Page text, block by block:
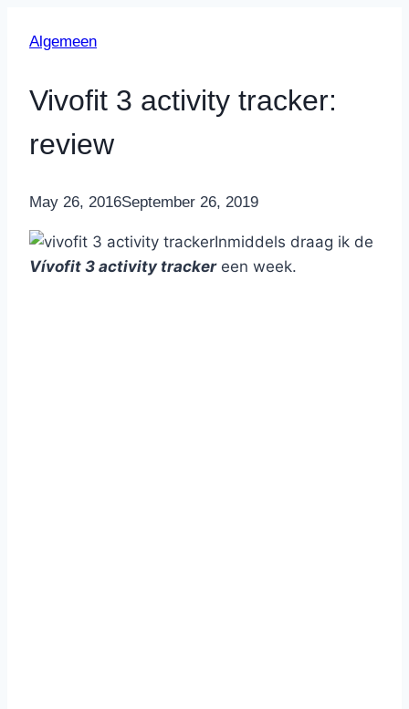
Algemeen
Vivofit 3 activity tracker:
review
ByNicole
May 26, 2016September 26, 2019
Inmiddels draag ik de
Vívofit 3 activity trackereen week.